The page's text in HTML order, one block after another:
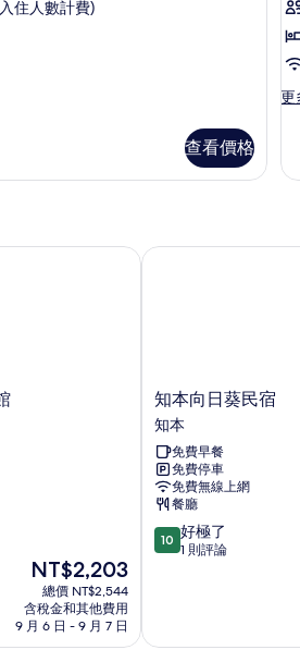
住人數計費)
查看價格
標
準
人
的
相
更
更
四
詳
現
在
價
格
為
NT$2,203
總價 NT$2,544
含稅金和其他費用
9 月 6 日 - 9 月 7 日
知
本
向
日
葵
民
宿
知
本
知本向日葵民宿
知本
免費早餐
免費停車
免費無線上網
餐廳
10.0
分，
好
10 好極了
1 則評論
知本向日葵民宿